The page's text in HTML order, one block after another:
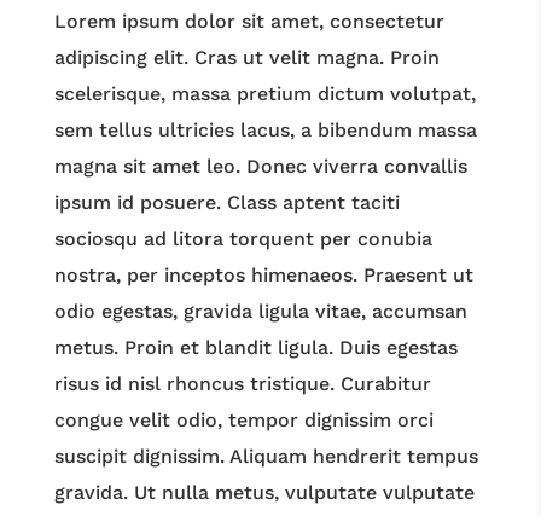
Lorem ipsum dolor sit amet, consectetur
adipiscing elit. Cras ut velit magna. Proin
scelerisque, massa pretium dictum volutpat,
sem tellus ultricies lacus, a bibendum massa
magna sit amet leo. Donec viverra convallis
ipsum id posuere. Class aptent taciti
sociosqu ad litora torquent per conubia
nostra, per inceptos himenaeos. Praesent ut
odio egestas, gravida ligula vitae, accumsan
metus. Proin et blandit ligula. Duis egestas
risus id nisl rhoncus tristique. Curabitur
congue velit odio, tempor dignissim orci
suscipit dignissim. Aliquam hendrerit tempus
gravida. Ut nulla metus, vulputate vulputate